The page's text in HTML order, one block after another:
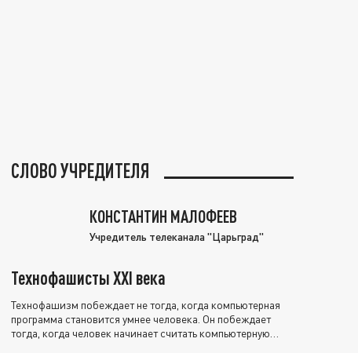
СЛОВО УЧРЕДИТЕЛЯ
КОНСТАНТИН МАЛОФЕЕВ
Учредитель телеканала "Царьград"
Технофашисты XXI века
Технофашизм побеждает не тогда, когда компьютерная
программа становится умнее человека. Он побеждает
тогда, когда человек начинает считать компьютерную